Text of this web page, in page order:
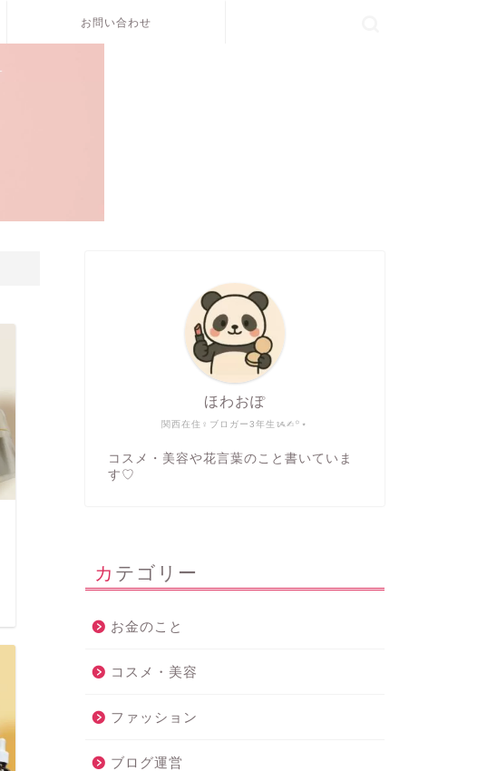
お問い合わせ
韓国コスメ＆プチプラ5選
コスメ・美容
関西在住♀ブロガー3年生ᝰ✍︎꙳⋆
ほわおぽ
コスメ・美容や花言葉のこと書いていま
す♡
カテゴリー
お金のこと
コスメ・美容
ファッション
ブログ運営